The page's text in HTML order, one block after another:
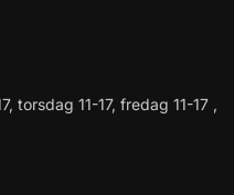
11-17, fredag 11-17 ,